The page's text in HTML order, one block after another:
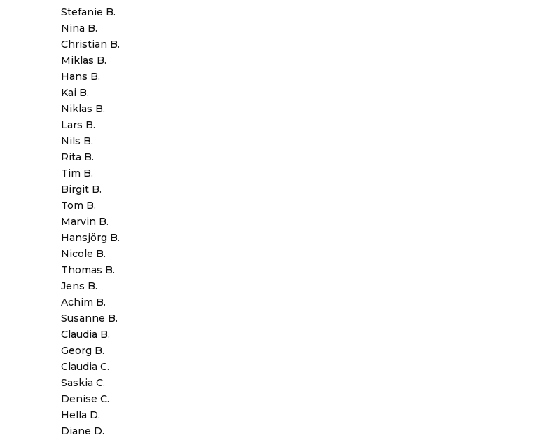
Stefanie B.
Nina B.
Christian B.
Miklas B.
Hans B.
Kai B.
Niklas B.
Lars B.
Nils B.
Rita B.
Tim B.
Birgit B.
Tom B.
Marvin B.
Hansjörg B.
Nicole B.
Thomas B.
Jens B.
Achim B.
Susanne B.
Claudia B.
Georg B.
Claudia C.
Saskia C.
Denise C.
Hella D.
Diane D.